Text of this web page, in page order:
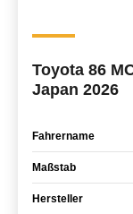
Toyota 86
Japan 2026
Fahrername
Maßstab
Hersteller